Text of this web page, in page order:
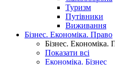
Туризм
Путівники
Виживання
Бізнес. Економіка. Право
Бізнес. Економіка.
Показати всі
Економіка. Бізнес